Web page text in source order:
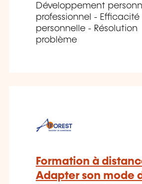
Développement
professionnel - Efficacité
personnelle - Résolution
problème
Formation à
Adapter son mode